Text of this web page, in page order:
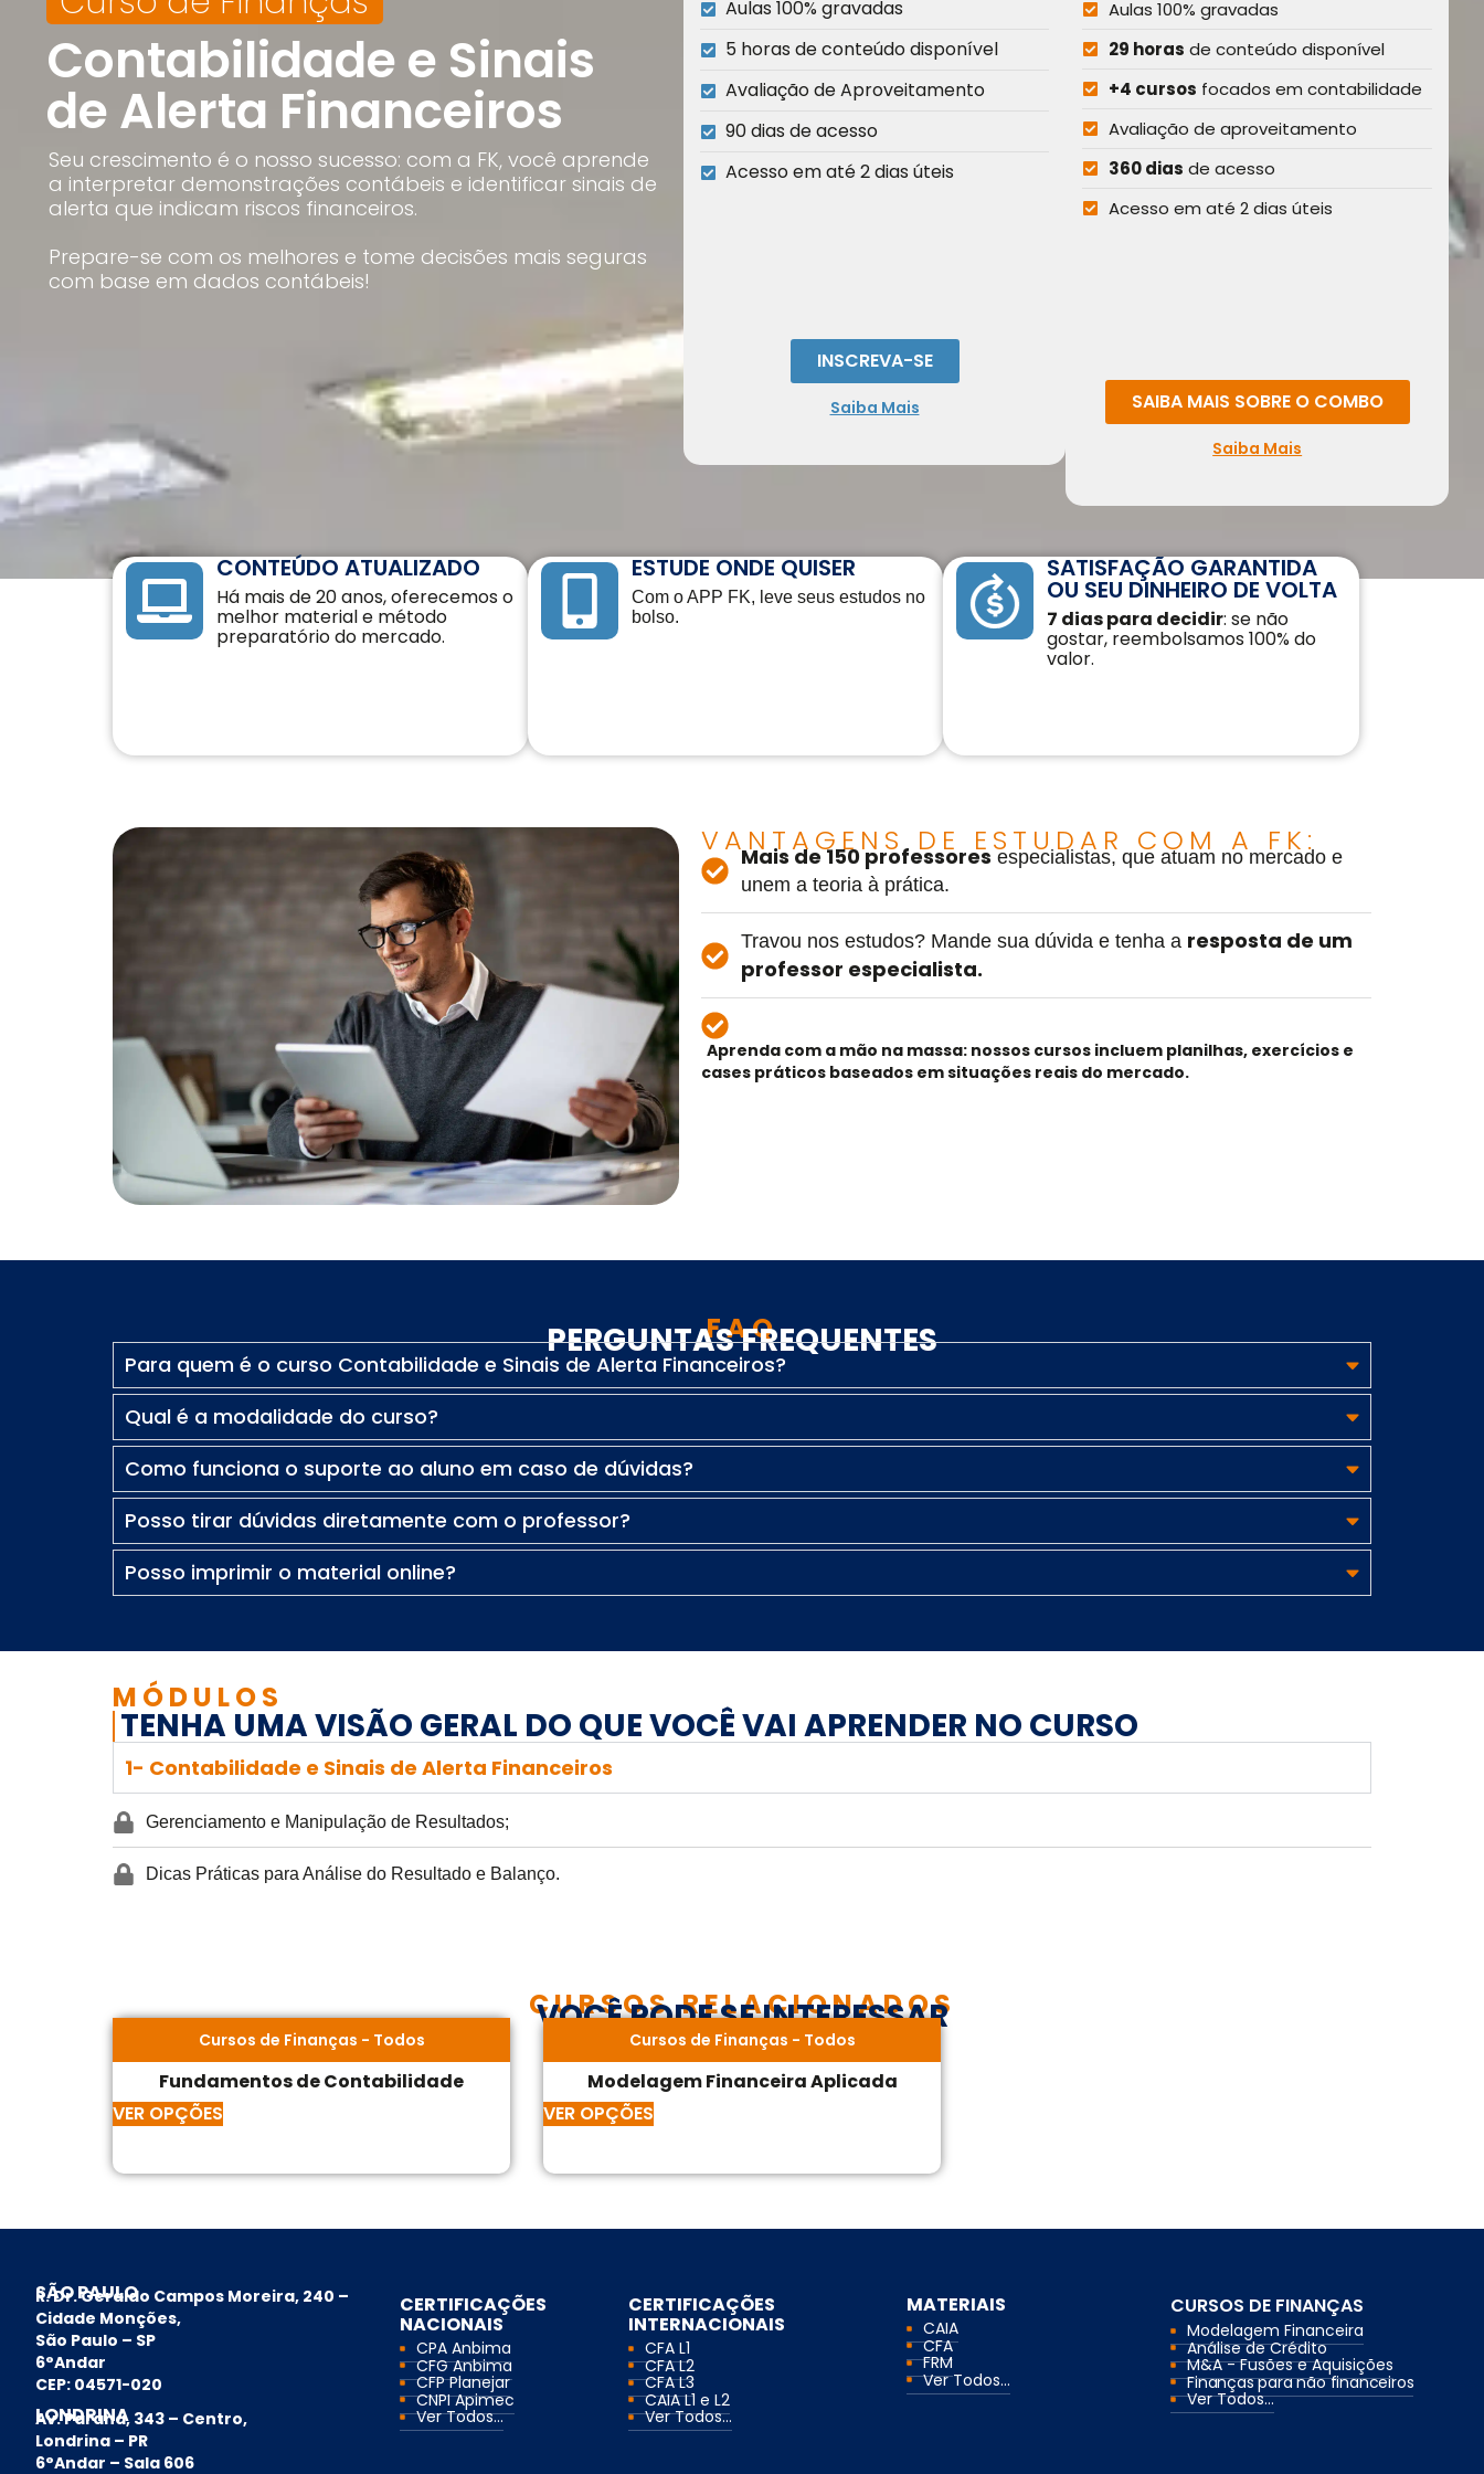
C-Pro I
C-Pro R
CFA®
CAIA®
FRM®
Curso Avan. de Análise de Crédito
Contabilidade e Sinais
de Alerta Financeiros
Seu crescimento é o nosso sucesso: com a FK, você aprende
a interpretar demonstrações contábeis e identificar sinais de
alerta que indicam riscos financeiros.
Prepare-se com os melhores e tome decisões mais seguras
com base em dados contábeis!
Aulas 100% gravadas
5 horas de conteúdo disponível
Avaliação de Aproveitamento
90 dias de acesso
Acesso em até 2 dias úteis
INSCREVA-SE
Saiba Mais
Aulas 100% gravadas
29 horas de conteúdo disponível
+4 cursos focados em contabilidade
Avaliação de aproveitamento
360 dias de acesso
Acesso em até 2 dias úteis
SAIBA MAIS SOBRE O COMBO
Saiba Mais
CONTEÚDO ATUALIZADO
Há mais de 20 anos, oferecemos o
melhor material e método
preparatório do mercado.
ESTUDE ONDE QUISER
Com o APP FK, leve seus estudos no
bolso.
SATISFAÇÃO GARANTIDA
OU SEU DINHEIRO DE VOLTA
7 dias para decidir: se não
gostar, reembolsamos 100% do
valor.
VANTAGENS DE ESTUDAR COM A FK:
Mais de 150 professores especialistas, que atuam no mercado e
unem a teoria à prática.
Travou nos estudos? Mande sua dúvida e tenha a resposta de um
professor especialista.
Aprenda com a mão na massa: nossos cursos incluem planilhas, exercícios e
cases práticos baseados em situações reais do mercado.
FAQ
PERGUNTAS FREQUENTES
Para quem é o curso Contabilidade e Sinais de Alerta Financeiros?
Qual é a modalidade do curso?
Como funciona o suporte ao aluno em caso de dúvidas?
Posso tirar dúvidas diretamente com o professor?
Posso imprimir o material online?
MÓDULOS
TENHA UMA VISÃO GERAL DO QUE VOCÊ VAI APRENDER NO CURSO
1- Contabilidade e Sinais de Alerta Financeiros
Gerenciamento e Manipulação de Resultados;
Dicas Práticas para Análise do Resultado e Balanço.
CURSOS RELACIONADOS
VOCÊ PODE SE INTERESSAR
Cursos de Finanças - Todos
Fundamentos de Contabilidade
VER OPÇÕES
Cursos de Finanças - Todos
Modelagem Financeira Aplicada
VER OPÇÕES
SÃO PAULO
R. Dr. Geraldo Campos Moreira, 240 –
Cidade Monções,
São Paulo – SP
6°Andar
CEP: 04571-020
LONDRINA
Av. Paraná, 343 – Centro,
Londrina – PR
6°Andar – Sala 606
CERTIFICAÇÕES
NACIONAIS
CPA Anbima
CFG Anbima
CFP Planejar
CNPI Apimec
Ver Todos...
CERTIFICAÇÕES
INTERNACIONAIS
CFA L1
CFA L2
CFA L3
CAIA L1 e L2
Ver Todos...
MATERIAIS
CAIA
CFA
FRM
Ver Todos...
CURSOS DE FINANÇAS
Modelagem Financeira
Análise de Crédito
M&A - Fusões e Aquisições
Finanças para não financeiros
Ver Todos...